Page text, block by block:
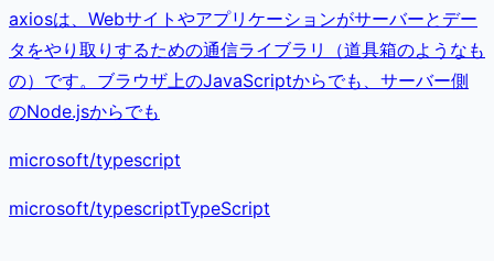
axiosは、Webサイトやアプリケーションがサーバーとデー
タをやり取りするための通信ライブラリ（道具箱のようなも
の）です。ブラウザ上のJavaScriptからでも、サーバー側
のNode.jsからでも
microsoft/typescript
microsoft/typescriptTypeScript